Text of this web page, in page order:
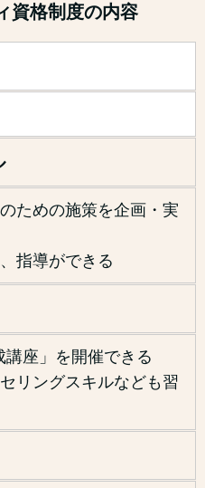
資格制度の内容
ための施策を企画・実
指導ができる
講座」を開催できる
リングスキルなども習